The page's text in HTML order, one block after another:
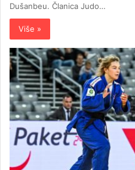
Dušanbeu. Članica Judo…
Više »